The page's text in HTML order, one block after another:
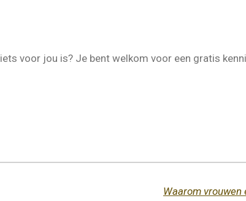
iets voor jou is? Je bent welkom voor een gratis
Waarom vrouwen